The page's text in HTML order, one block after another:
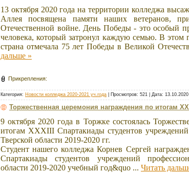
13 октября 2020 года на территории колледжа
Аллея посвящена памяти наших ветеранов,
Отечественной войне. День Победы - это особый
человека, который затронул каждую семью. В
страна отмечала 75 лет Победы в Великой
дальше »
Прикрепления:
Категория: Новости колледжа 2020-2021 уч.года | Просмотров: 521 | Дата: 13.10.2020
Торжественная церемония награждения по итогам
9 октября 2020 года в Торжке состоялась
итогам XXXIII Спартакиады студентов учреждений
Тверской области 2019-2020 гг.
Студент нашего колледжа Корнев Сергей
Спартакиады студентов учреждений
области 2019-2020 учебный год&quo ... Читать